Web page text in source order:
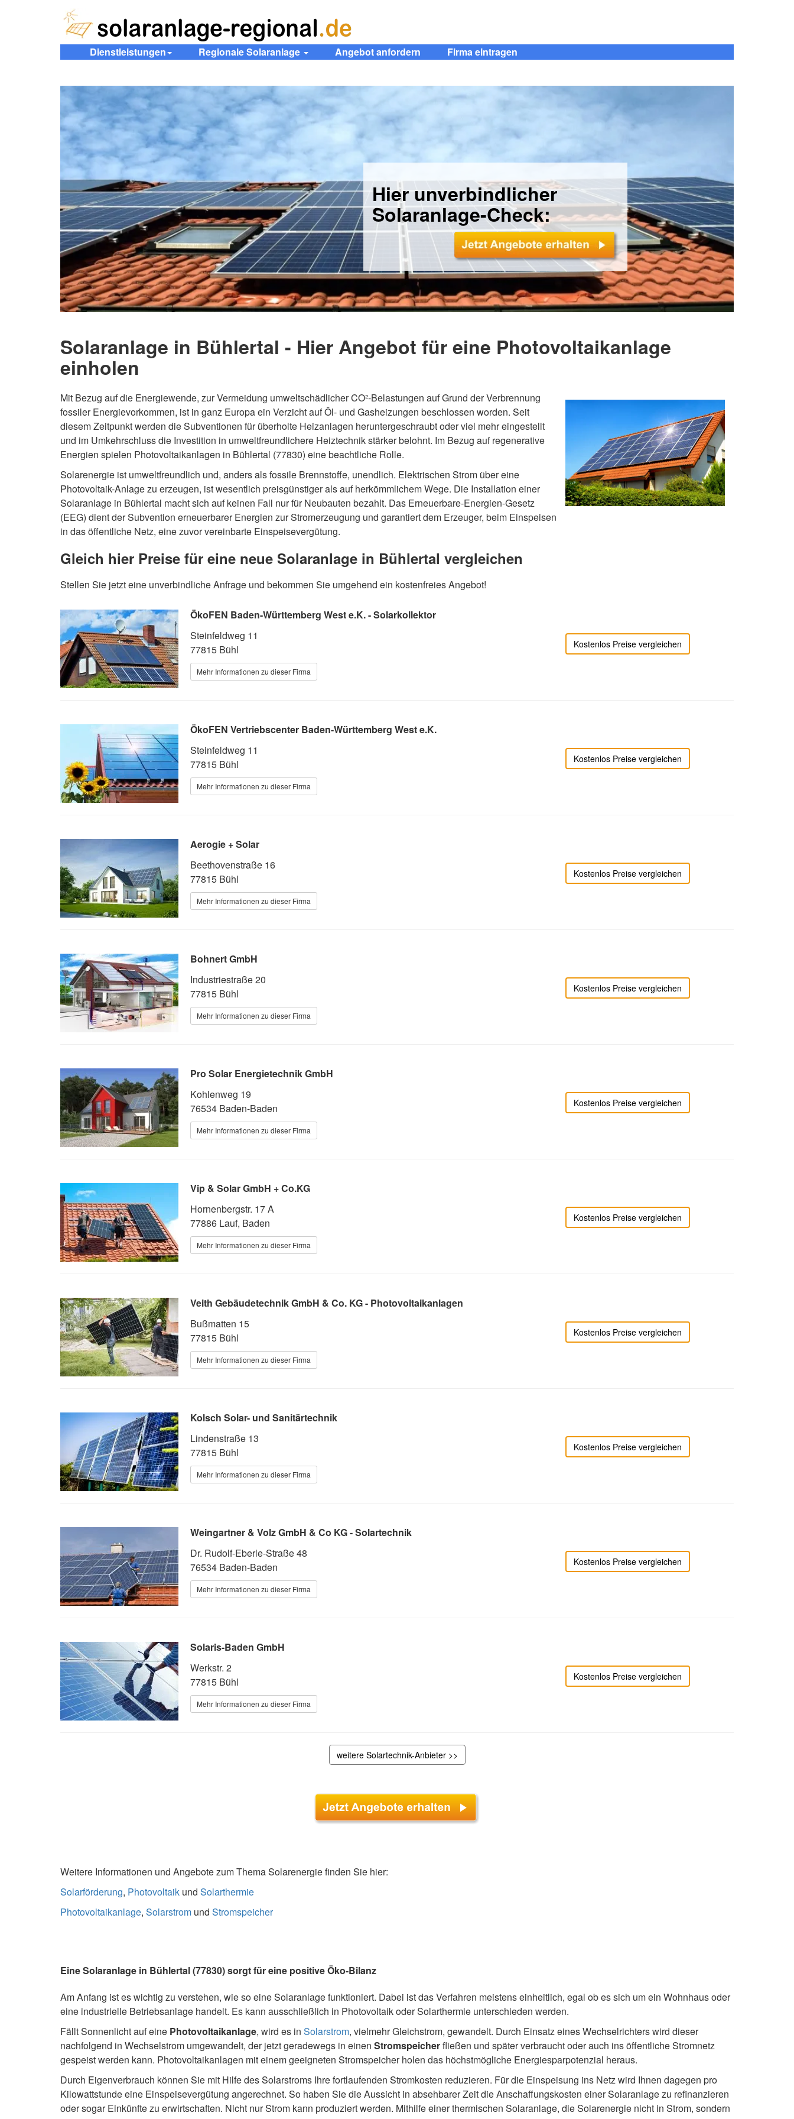
Dienstleistungen Regionale Solaranlage Angebot anfordern Firma eintragen
Hier unverbindlicher
Solaranlage-Check:
Solaranlage in Bühlertal - Hier Angebot für eine Photovoltaikanlage
einholen
Mit Bezug auf die Energiewende, zur Vermeidung umweltschädlicher CO²-Belastungen auf Grund der Verbrennung
fossiler Energievorkommen, ist in ganz Europa ein Verzicht auf Öl- und Gasheizungen beschlossen worden. Seit
diesem Zeitpunkt werden die Subventionen für überholte Heizanlagen heruntergeschraubt oder viel mehr eingestellt
und im Umkehrschluss die Investition in umweltfreundlichere Heiztechnik stärker belohnt. Im Bezug auf regenerative
Energien spielen Photovoltaikanlagen in Bühlertal (77830) eine beachtliche Rolle.
Solarenergie ist umweltfreundlich und, anders als fossile Brennstoffe, unendlich. Elektrischen Strom über eine
Photovoltaik-Anlage zu erzeugen, ist wesentlich preisgünstiger als auf herkömmlichem Wege. Die Installation einer
Solaranlage in Bühlertal macht sich auf keinen Fall nur für Neubauten bezahlt. Das Erneuerbare-Energien-Gesetz
(EEG) dient der Subvention erneuerbarer Energien zur Stromerzeugung und garantiert dem Erzeuger, beim Einspeisen
in das öffentliche Netz, eine zuvor vereinbarte Einspeisevergütung.
Gleich hier Preise für eine neue Solaranlage in Bühlertal vergleichen
Stellen Sie jetzt eine unverbindliche Anfrage und bekommen Sie umgehend ein kostenfreies Angebot!
ÖkoFEN Baden-Württemberg West e.K. - Solarkollektor
Steinfeldweg 11
77815 Bühl
Mehr Informationen zu dieser Firma
Kostenlos Preise vergleichen
ÖkoFEN Vertriebscenter Baden-Württemberg West e.K.
Steinfeldweg 11
77815 Bühl
Mehr Informationen zu dieser Firma
Kostenlos Preise vergleichen
Aerogie + Solar
Beethovenstraße 16
77815 Bühl
Mehr Informationen zu dieser Firma
Kostenlos Preise vergleichen
Bohnert GmbH
Industriestraße 20
77815 Bühl
Mehr Informationen zu dieser Firma
Kostenlos Preise vergleichen
Pro Solar Energietechnik GmbH
Kohlenweg 19
76534 Baden-Baden
Mehr Informationen zu dieser Firma
Kostenlos Preise vergleichen
Vip & Solar GmbH + Co.KG
Hornenbergstr. 17 A
77886 Lauf, Baden
Mehr Informationen zu dieser Firma
Kostenlos Preise vergleichen
Veith Gebäudetechnik GmbH & Co. KG - Photovoltaikanlagen
Bußmatten 15
77815 Bühl
Mehr Informationen zu dieser Firma
Kostenlos Preise vergleichen
Kolsch Solar- und Sanitärtechnik
Lindenstraße 13
77815 Bühl
Mehr Informationen zu dieser Firma
Kostenlos Preise vergleichen
Weingartner & Volz GmbH & Co KG - Solartechnik
Dr. Rudolf-Eberle-Straße 48
76534 Baden-Baden
Mehr Informationen zu dieser Firma
Kostenlos Preise vergleichen
Solaris-Baden GmbH
Werkstr. 2
77815 Bühl
Mehr Informationen zu dieser Firma
Kostenlos Preise vergleichen
weitere Solartechnik-Anbieter >>
Weitere Informationen und Angebote zum Thema Solarenergie finden Sie hier:
Solarförderung, Photovoltaik und Solarthermie
Photovoltaikanlage, Solarstrom und Stromspeicher
Eine Solaranlage in Bühlertal (77830) sorgt für eine positive Öko-Bilanz
Am Anfang ist es wichtig zu verstehen, wie so eine Solaranlage funktioniert. Dabei ist das Verfahren meistens einheitlich, egal ob es sich um ein Wohnhaus oder
eine industrielle Betriebsanlage handelt. Es kann ausschließlich in Photovoltaik oder Solarthermie unterschieden werden.
Fällt Sonnenlicht auf eine Photovoltaikanlage, wird es in Solarstrom, vielmehr Gleichstrom, gewandelt. Durch Einsatz eines Wechselrichters wird dieser
nachfolgend in Wechselstrom umgewandelt, der jetzt geradewegs in einen Stromspeicherfließen und später verbraucht oder auch ins öffentliche Stromnetz
gespeist werden kann. Photovoltaikanlagen mit einem geeigneten Stromspeicher holen das höchstmögliche Energiesparpotenzial heraus.
Durch Eigenverbrauch können Sie mit Hilfe des Solarstroms Ihre fortlaufenden Stromkosten reduzieren. Für die Einspeisung ins Netz wird Ihnen dagegen pro
Kilowattstunde eine Einspeisevergütung angerechnet. So haben Sie die Aussicht in absehbarer Zeit die Anschaffungskosten einer Solaranlage zu refinanzieren
oder sogar Einkünfte zu erwirtschaften. Nicht nur Strom kann produziert werden. Mithilfe einer thermischen Solaranlage, die Solarenergie nicht in Strom, sondern